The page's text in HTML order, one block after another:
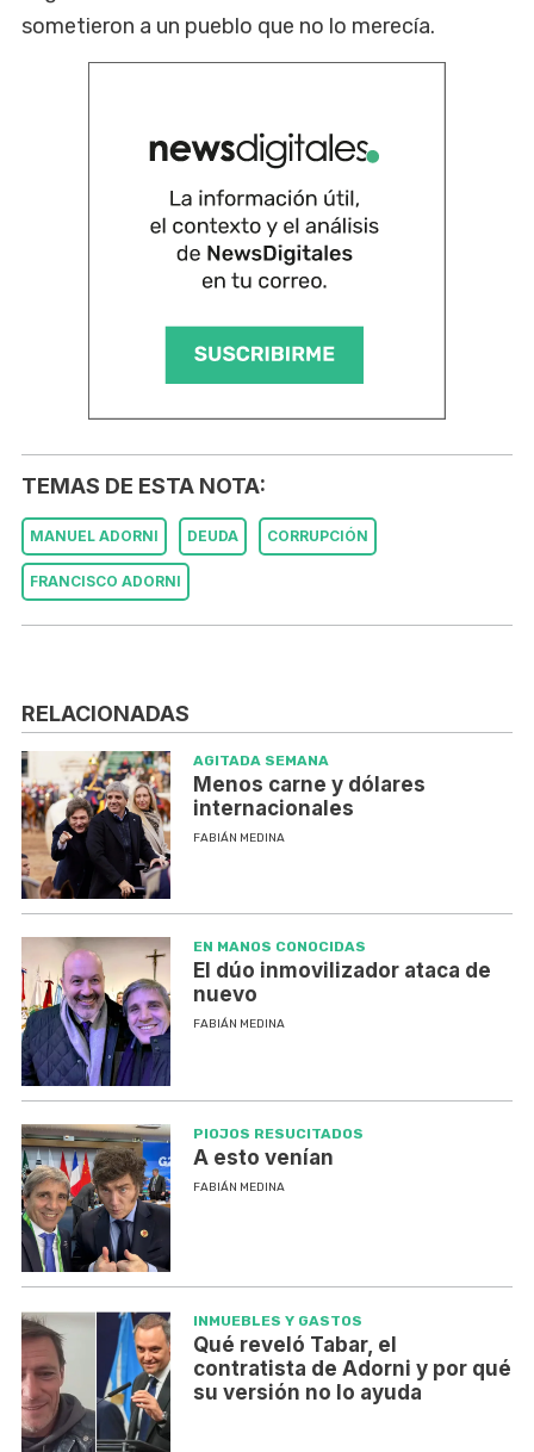
sometieron a un pueblo que no lo merecía.
TEMAS DE ESTA NOTA:
MANUEL ADORNI DEUDA CORRUPCIÓN
FRANCISCO ADORNI
RELACIONADAS
AGITADA SEMANA
Menos carne y dólares
internacionales
FABIÁN MEDINA
EN MANOS CONOCIDAS
El dúo inmovilizador ataca de
nuevo
FABIÁN MEDINA
PIOJOS RESUCITADOS
A esto venían
FABIÁN MEDINA
INMUEBLES Y GASTOS
Qué reveló Tabar, el
contratista de Adorni y por qué
su versión no lo ayuda